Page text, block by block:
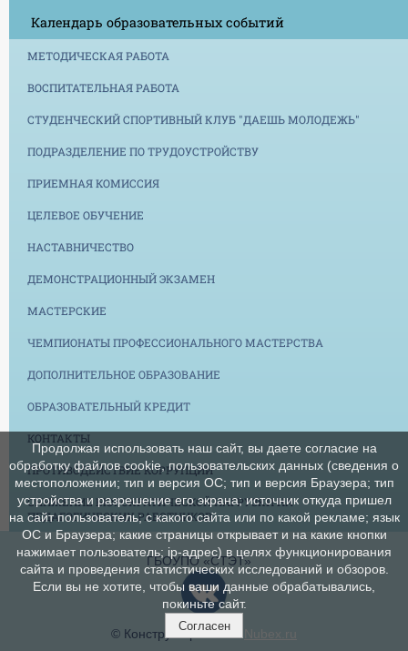
Календарь образовательных событий
МЕТОДИЧЕСКАЯ РАБОТА
ВОСПИТАТЕЛЬНАЯ РАБОТА
СТУДЕНЧЕСКИЙ СПОРТИВНЫЙ КЛУБ "ДАЕШЬ МОЛОДЕЖЬ"
ПОДРАЗДЕЛЕНИЕ ПО ТРУДОУСТРОЙСТВУ
ПРИЕМНАЯ КОМИССИЯ
ЦЕЛЕВОЕ ОБУЧЕНИЕ
НАСТАВНИЧЕСТВО
ДЕМОНСТРАЦИОННЫЙ ЭКЗАМЕН
МАСТЕРСКИЕ
ЧЕМПИОНАТЫ ПРОФЕССИОНАЛЬНОГО МАСТЕРСТВА
ДОПОЛНИТЕЛЬНОЕ ОБРАЗОВАНИЕ
ОБРАЗОВАТЕЛЬНЫЙ КРЕДИТ
КОНТАКТЫ
ПРОТИВОДЕЙСТВИЕ КОРРУПЦИИ
СНИЖЕНИЕ БЮРОКРАТИЧЕСКОЙ НАГРУЗКИ НА
ПЕДАГОГИЧЕСКИХ РАБОТНИКОВ
ГБОУПО «СТЭТ»
© Конструктор сайтов Nubex.ru
Продолжая использовать наш сайт, вы даете согласие на
обработку файлов cookie, пользовательских данных (сведения о
местоположении; тип и версия ОС; тип и версия Браузера; тип
устройства и разрешение его экрана; источник откуда пришел
на сайт пользователь; с какого сайта или по какой рекламе; язык
ОС и Браузера; какие страницы открывает и на какие кнопки
нажимает пользователь; ip-адрес) в целях функционирования
сайта и проведения статистических исследований и обзоров.
Если вы не хотите, чтобы ваши данные обрабатывались,
покиньте сайт.
Согласен